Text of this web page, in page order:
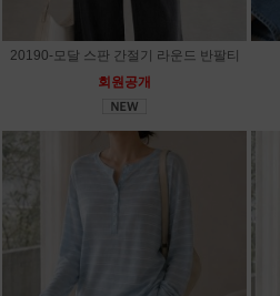
20190-모달 스판 간절기 라운드 반팔티
회원공개